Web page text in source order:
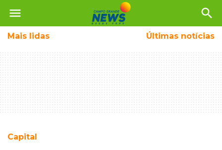
menu search
Mais lidas Últimas notícias
Capital